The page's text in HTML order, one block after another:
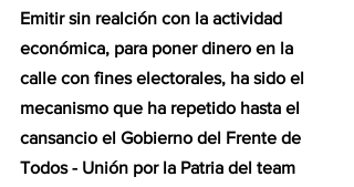
Emitir sin realción con la actividad
económica, para poner dinero en la
calle con fines electorales, ha sido el
mecanismo que ha repetido hasta el
cansancio el Gobierno del Frente de
Todos - Unión por la Patria del team